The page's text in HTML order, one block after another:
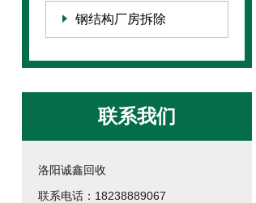
钢结构厂房拆除
联系我们
洛阳诚鑫回收
联系电话： 18238889067